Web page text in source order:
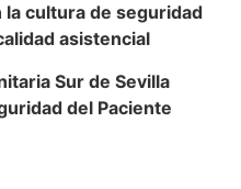
cultura de seguridad
asistencial